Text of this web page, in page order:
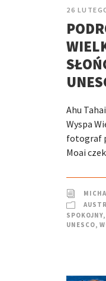
26
Ahu
Wyspa
fotograf
Moai
SPOKOJNY,
UNESCO,